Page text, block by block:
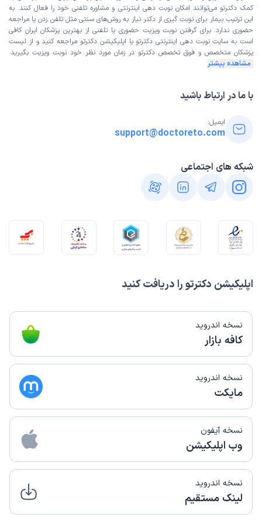
دکترقاسمی فوق العاده هست جراح زبردست و مسئول،متخصص
و باسواد واقعی،خوش برخورد و.... هرچی بگم کمه..... خیلی
مسئولیت پذیره وبرای پول کارنمیکنه. خداخیرش بده...
علت مراجعه:
اپلیکیشن دکترتو را دریافت کنید
نسخه اندروید
کافه بازار
نسخه اندروید
مایکت
نسخه آیفون
وب اپلیکیشن
نسخه اندروید
لینک مستقیم
کمک دکترتو می‌توانند امکان نوبت دهی اینترنتی و مشاوره تلفنی خود را فعال کنند. به
این ترتیب بیمار برای نوبت گیری از دکتر نیاز به روش‌های سنتی مثل تلفن زدن یا مراجعه
حضوری ندارد. برای گرفتن نوبت ویزیت حضوری یا تلفنی از بهترین پزشکان ایران کافی
است به سایت نوبت دهی اینترنتی دکترتو یا اپلیکیشن دکترتو مراجعه کنید و از لیست
پزشکان متخصص و فوق تخصص دکترتو در زمان مورد نظر خود نوبت ویزیت بگیرید.
مشاهده بیشتر
با ما در ارتباط باشید
ایمیل:
support@doctoreto.com
شبکه های اجتماعی